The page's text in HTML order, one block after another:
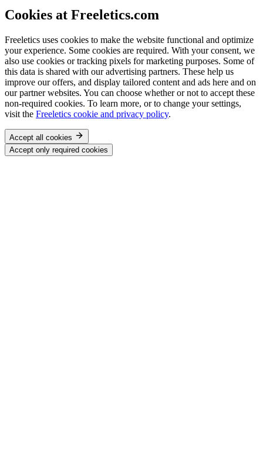
Cookies at Freeletics.com
Freeletics uses cookies to make the website functional and optimize
your experience. Some cookies are required. With your consent, we
also use cookies or tracking pixels for marketing purposes. Some of
this data is shared with our advertising partners. These help us
improve our offers, and display tailored content and ads here and on
our partner websites. You can choose whether or not to accept these
non-required cookies. To learn more, or to change your settings,
visit the Freeletics cookie and privacy policy.
Accept all cookies
Accept only required cookies